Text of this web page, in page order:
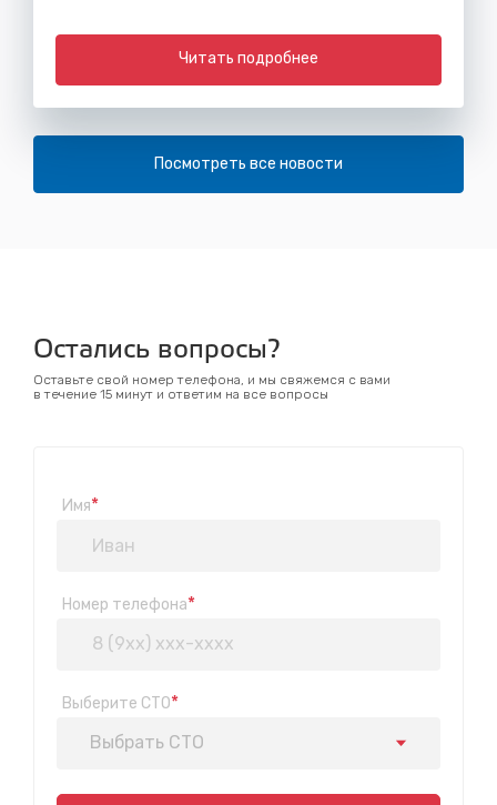
Читать подробнее
Посмотреть все новости
Остались вопросы?
Оставьте свой номер телефона, и мы свяжемся с вами
в течение 15 минут и ответим на все вопросы
Имя*
Номер телефона*
Выберите СТО*
Выбрать СТО